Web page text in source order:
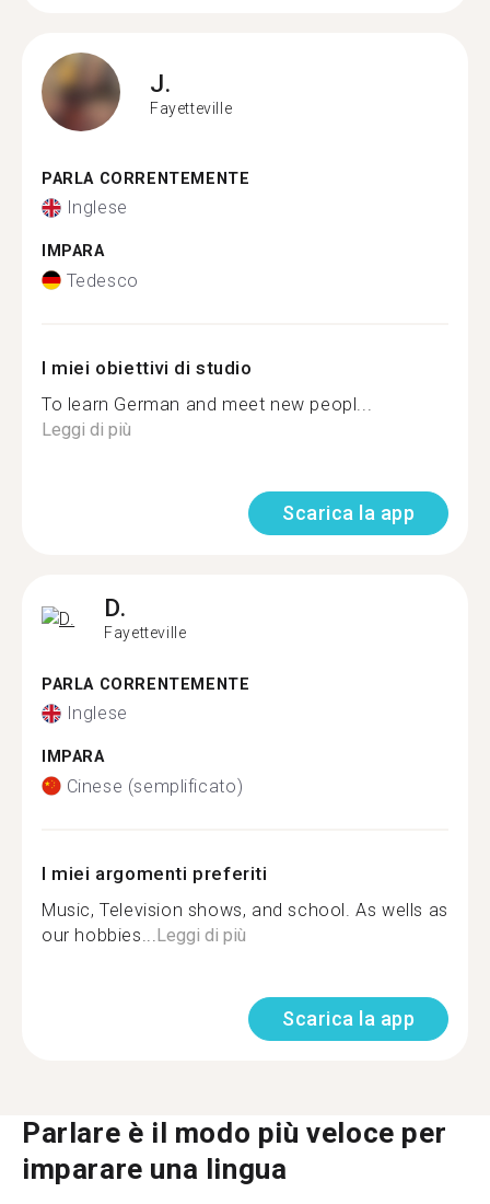
J.
Fayetteville
PARLA CORRENTEMENTE
Inglese
IMPARA
Tedesco
I miei obiettivi di studio
To learn German and meet new peopl...
Leggi di più
Scarica la app
D.
Fayetteville
PARLA CORRENTEMENTE
Inglese
IMPARA
Cinese (semplificato)
I miei argomenti preferiti
Music, Television shows, and school. As wells as
our hobbies... Leggi di più
Scarica la app
Parlare è il modo più veloce per
imparare una lingua